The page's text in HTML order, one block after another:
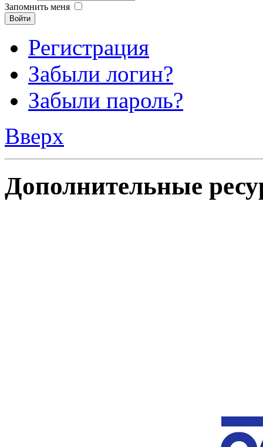
Запомнить меня
Войти
Регистрация
Забыли логин?
Забыли пароль?
Вверх
Дополнительные